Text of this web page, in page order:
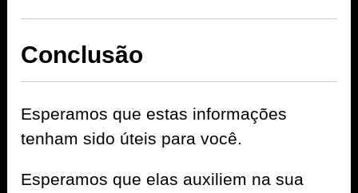
Conclusão
Esperamos que estas informações
tenham sido úteis para você.
Esperamos que elas auxiliem na sua